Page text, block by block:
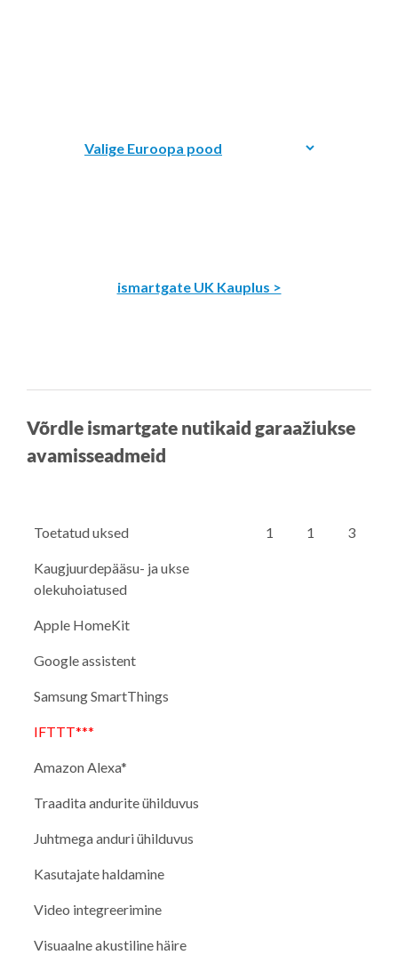
ismartgate UK Kauplus >
Võrdle ismartgate nutikaid garaažiukse
avamisseadmeid
Toetatud uksed 1 1 3
Kaugjuurdepääsu- ja ukse
olekuhoiatused
Apple HomeKit
Google assistent
Samsung SmartThings
IFTTT***
Amazon Alexa*
Traadita andurite ühilduvus
Juhtmega anduri ühilduvus
Kasutajate haldamine
Video integreerimine
Visuaalne akustiline häire